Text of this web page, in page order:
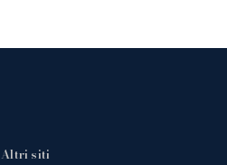
Altri siti